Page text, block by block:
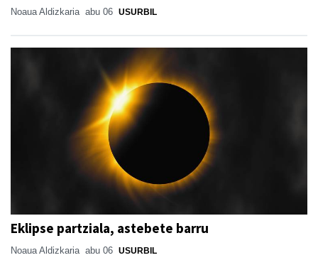
Noaua Aldizkaria abu 06 USURBIL
Eklipse partziala, astebete barru
Noaua Aldizkaria abu 06 USURBIL